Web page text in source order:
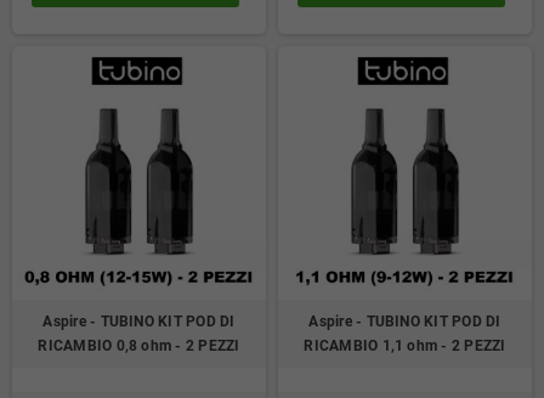
Aspire - TUBINO KIT POD DI
RICAMBIO 0,8 ohm - 2 PEZZI
Aspire - TUBINO KIT POD DI
RICAMBIO 1,1 ohm - 2 PEZZI